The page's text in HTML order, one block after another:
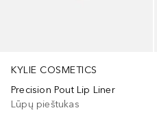
KYLIE COSMETICS
Precision Pout Lip Liner
Lūpų pieštukas